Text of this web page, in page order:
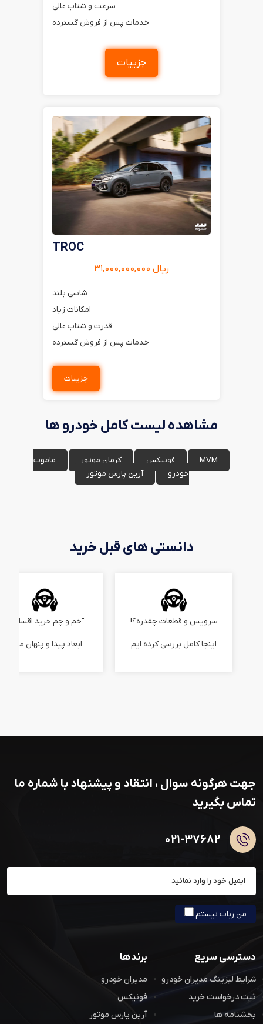
سرعت و شتاب عالی
خدمات پس از فروش گسترده
جزییات
TROC
ریال ۳۱,۰۰۰,۰۰۰,۰۰۰
شاسی بلند
امکانات زیاد
قدرت و شتاب عالی
خدمات پس از فروش گسترده
جزییات
مشاهده لیست کامل خودرو ها
MVM فونیکس کرمان موتور
ماموت
خودرو
آرین پارس موتور
دانستی های قبل خرید
سرویس و قطعات چقدره؟!
اینجا کامل بررسی کرده ایم
"خم و چم خرید اقساطی"
ابعاد پیدا و پنهان ماجرا
جهت هرگونه سوال ، انتقاد و پیشنهاد با شماره ما
تماس بگیرید
۰۲۱-۳۷۶۸۲
من ربات نیستم
دسترسی سریع
شرایط لیزینگ مدیران خودرو
ثبت درخواست خرید
بخشنامه ها
برندها
مدیران خودرو
فونیکس
آرین پارس موتور